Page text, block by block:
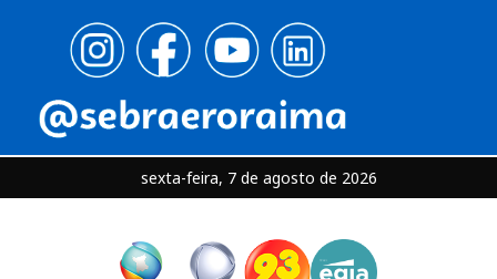
sexta-feira, 7 de agosto de 2026